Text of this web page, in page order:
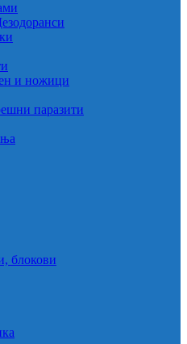
и ножици
паразити
блокови